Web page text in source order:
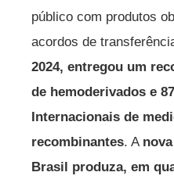
público com produtos
acordos de
2024, entregou um
de hemoderivados e
Internacionais de
recombinantes. A
Brasil produza, em